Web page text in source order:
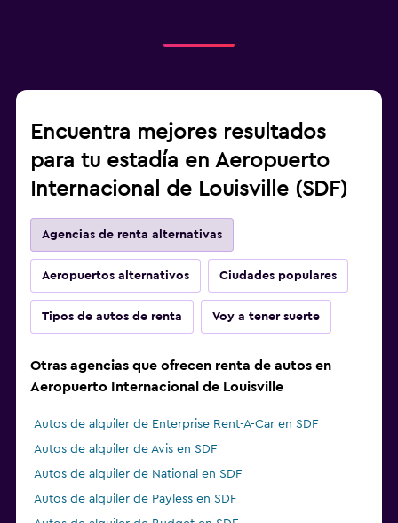
Encuentra mejores resultados
para tu estadía en Aeropuerto
Internacional de Louisville (SDF)
Agencias de renta alternativas
Aeropuertos alternativos Ciudades populares
Tipos de autos de renta Voy a tener suerte
Otras agencias que ofrecen renta de autos en
Aeropuerto Internacional de Louisville
Autos de alquiler de Enterprise Rent-A-Car en SDF
Autos de alquiler de Avis en SDF
Autos de alquiler de National en SDF
Autos de alquiler de Payless en SDF